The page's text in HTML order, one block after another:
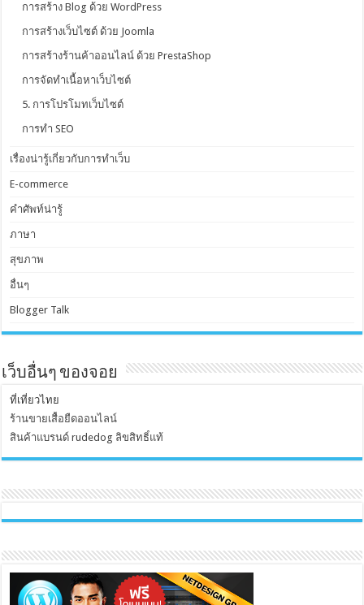
การสร้าง Blog ด้วย WordPress
การสร้างเว็บไซต์ ด้วย Joomla
การสร้างร้านค้าออนไลน์ ด้วย PrestaShop
การจัดทำเนื้อหาเว็บไซต์
5. การโปรโมทเว็บไซต์
การทำ SEO
เรื่องน่ารู้เกี่ยวกับการทำเว็บ
E-commerce
คำศัพท์น่ารู้
ภาษา
สุขภาพ
อื่นๆ
Blogger Talk
เว็บอื่นๆ ของจอย
ที่เที่ยวไทย
ร้านขายเสื้อยืดออนไลน์
สินค้าแบรนด์ rudedog ลิขสิทธิ์แท้